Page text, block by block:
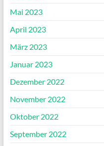
Mai 2023
April 2023
März 2023
Januar 2023
Dezember 2022
November 2022
Oktober 2022
September 2022